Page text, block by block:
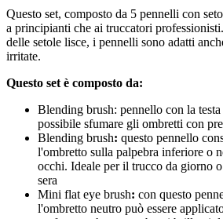
Questo set, composto da 5 pennelli con
a principianti che ai truccatori
delle setole lisce, i pennelli sono adatti
irritate.
Questo set è composto da:
Blending brush: pennello con la
possibile sfumare gli ombretti con
Blending brush: questo pennello
l'ombretto sulla palpebra inferiore o
occhi. Ideale per il trucco da giorno
sera
Mini flat eye brush: con questo
l'ombretto neutro può essere